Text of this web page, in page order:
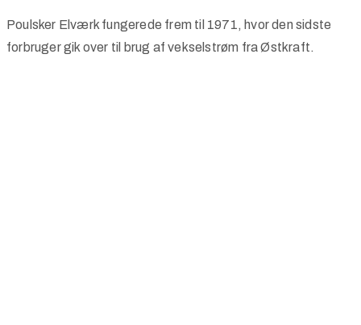
Poulsker Elværk fungerede frem til 1971, hvor den sidste
forbruger gik over til brug af vekselstrøm fra Østkraft.